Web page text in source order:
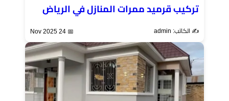
تركيب قرميد ممرات المنازل في الرياض
✍️ الكاتب: admin 📅 24 Nov 2025